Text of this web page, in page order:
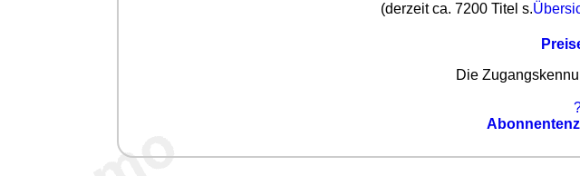
(derzeit ca. 7200 Titel s.
Die